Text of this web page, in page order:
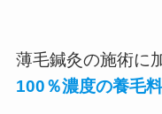
薄毛鍼灸の施術に
100％濃度の養毛